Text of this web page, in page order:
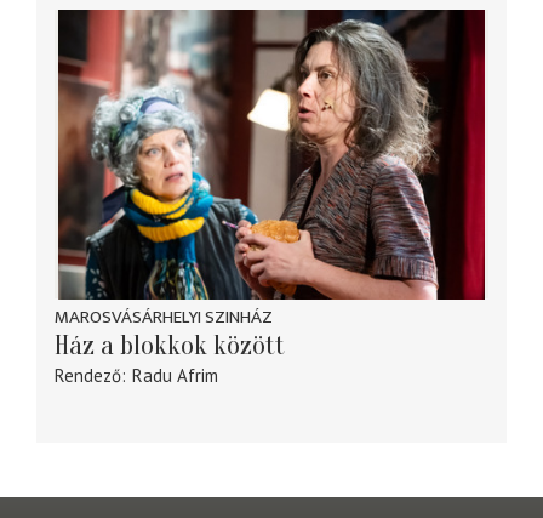
MAROSVÁSÁRHELYI SZINHÁZ
Ház a blokkok között
Rendező Radu Afrim